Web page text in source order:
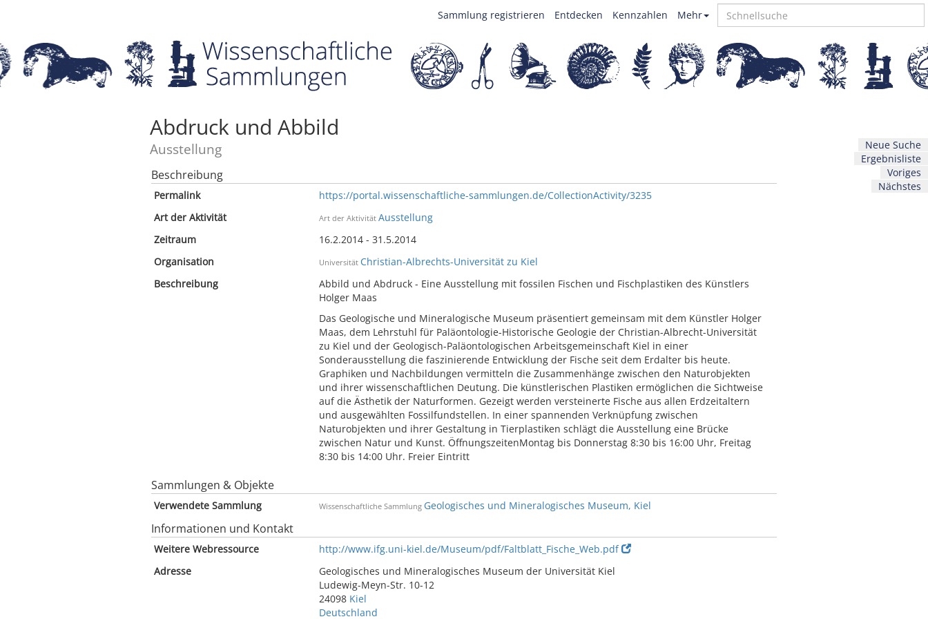
Mehr
Kennzahlen
Entdecken
Sammlung registrieren
Neue Suche
Ergebnisliste
Voriges
Nächstes
Abdruck und Abbild
Ausstellung
Beschreibung
Permalink
https://portal.wissenschaftliche-sammlungen.de/CollectionActivity/3235
Art der Aktivität
Art der Aktivität Ausstellung
Zeitraum
16.2.2014 - 31.5.2014
Organisation
Universität Christian-Albrechts-Universität zu Kiel
Beschreibung
Abbild und Abdruck - Eine Ausstellung mit fossilen Fischen und Fischplastiken des Künstlers
Holger Maas
Das Geologische und Mineralogische Museum präsentiert gemeinsam mit dem Künstler Holger
Maas, dem Lehrstuhl für Paläontologie-Historische Geologie der Christian-Albrecht-Universität
zu Kiel und der Geologisch-Paläontologischen Arbeitsgemeinschaft Kiel in einer
Sonderausstellung die faszinierende Entwicklung der Fische seit dem Erdalter bis heute.
Graphiken und Nachbildungen vermitteln die Zusammenhänge zwischen den Naturobjekten
und ihrer wissenschaftlichen Deutung. Die künstlerischen Plastiken ermöglichen die Sichtweise
auf die Ästhetik der Naturformen. Gezeigt werden versteinerte Fische aus allen Erdzeitaltern
und ausgewählten Fossilfundstellen. In einer spannenden Verknüpfung zwischen
Naturobjekten und ihrer Gestaltung in Tierplastiken schlägt die Ausstellung eine Brücke
zwischen Natur und Kunst. ÖffnungszeitenMontag bis Donnerstag 8:30 bis 16:00 Uhr, Freitag
8:30 bis 14:00 Uhr. Freier Eintritt
Sammlungen & Objekte
Verwendete Sammlung Wissenschaftliche Sammlung Geologisches und Mineralogisches Museum, Kiel
Informationen und Kontakt
Weitere Webressource
http://www.ifg.uni-kiel.de/Museum/pdf/Faltblatt_Fische_Web.pdf
Adresse
Geologisches und Mineralogisches Museum der Universität Kiel
Ludewig-Meyn-Str. 10-12
24098 Kiel
Deutschland